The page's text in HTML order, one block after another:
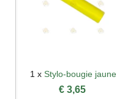
1 x Stylo-bougie jaune
€ 3,65